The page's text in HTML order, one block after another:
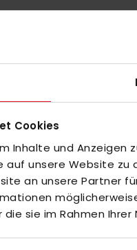
Cookies
Inhalte und Anzeigen
auf unsere Website
an unsere Partner
sie im Rahmen
Feldhockey-
oderAlle